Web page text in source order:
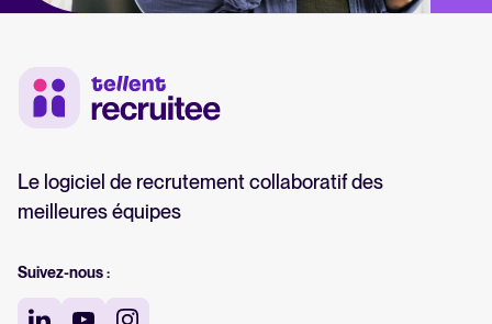
Le logiciel de recrutement collaboratif des
meilleures équipes
Suivez-nous :